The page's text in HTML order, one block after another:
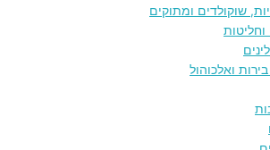
שוקולדים ומתוקים
בירות ואלכוהול